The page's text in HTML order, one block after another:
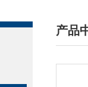
产品
/